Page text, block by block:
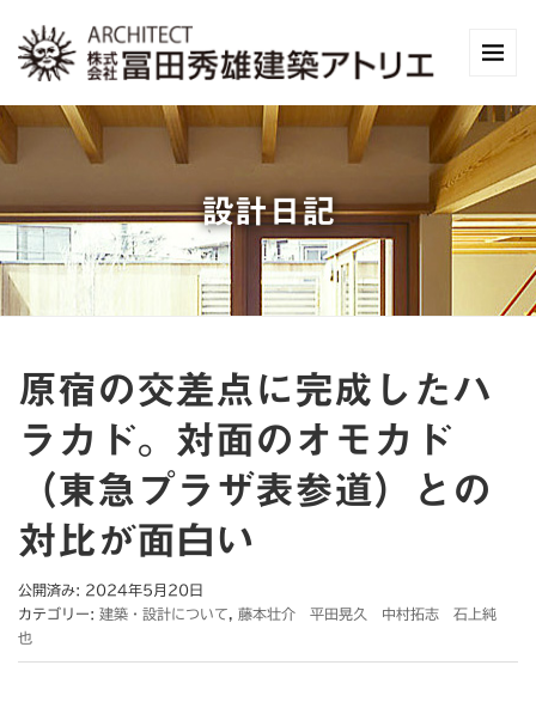
設計日記
原宿の交差点に完成したハ
ラカド。対面のオモカド
（東急プラザ表参道）との
対比が面白い
公開済み: 2024年5月20日
カテゴリー: 建築・設計について
藤本壮介 平田晃久 中村拓志 石上純
也